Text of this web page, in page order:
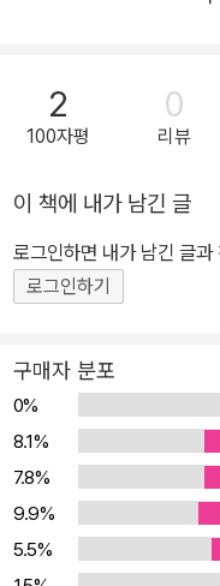
노동윤리, 기업가 윤리,
것이 베버의 그 유명한 대
본주의가 성공적으로 발전
다. 조만간에 왜 21세기에
게 되었는가 하는 화두가
상을 개신교만이 아니라
를 만한 것으로 확장되었
교론이 아니라 유교문명론
베버는 세계종교들의 세계
체계적으로 분석하였다. 모
데, 해당 종교와 해당 사회
화되었는가는 그 종교의
이해관계와 현실적 이해관
2
100자평
0
리뷰
이 책에 내가 남긴 글
로그인하면 내가 남긴 글
로그인하기
구매자 분포
0%
8.1%
7.8%
9.9%
5.5%